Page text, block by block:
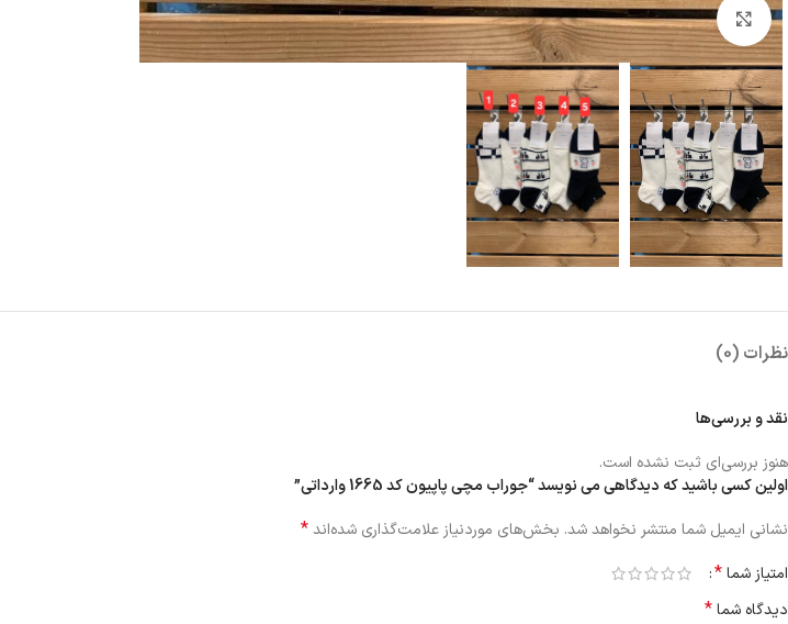
بزرگنمایی تصویر
نظرات (0)
نقد و بررسی‌ها
هنوز بررسی‌ای ثبت نشده است.
اولین کسی باشید که دیدگاهی می نویسد “جوراب مچی پاپیون کد 1665 وارداتی”
نشانی ایمیل شما منتشر نخواهد شد. بخش‌های موردنیاز علامت‌گذاری شده‌اند*
امتیاز شما*
دیدگاه شما*